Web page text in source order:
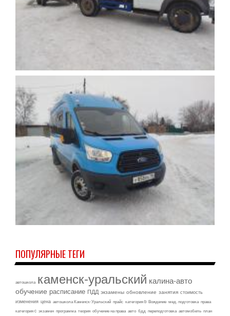
ПОПУЛЯРНЫЕ ТЕГИ
автошкола каменск-уральский калина-авто
обучение расписание ПДД экзамены обновление занятия стоимость
изменения цена автошкола Каменск-Уральский прайс категория b Вождение мед. подготовка права
категория c экзамен программа теория обучение на права авто бдд переподготовка автомобиль план